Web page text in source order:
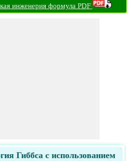
инженерия формула PDF
Гиббса с использованием